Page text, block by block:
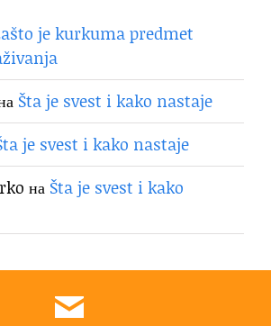
je kurkuma predmet
Šta je svest i kako nastaje
je svest i kako nastaje
на Šta je svest i kako